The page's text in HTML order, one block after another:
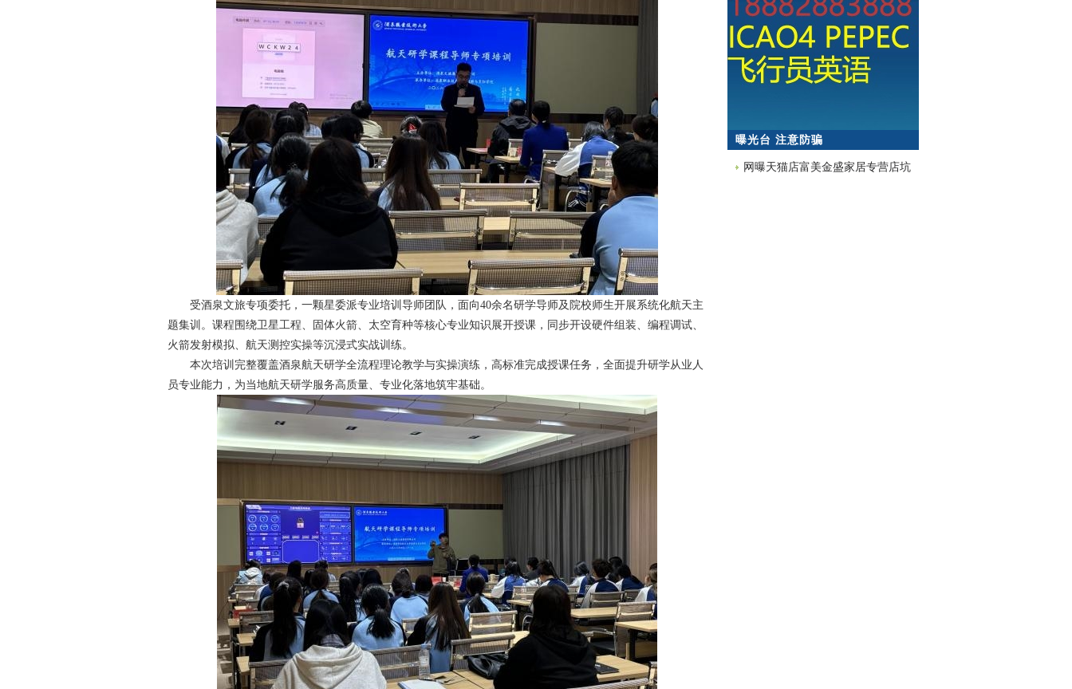
受酒泉文旅专项委托，一颗星委派专业培训导师团队，面向40余名研学导师及院校师生开展系统化航天主
题集训。课程围绕卫星工程、固体火箭、太空育种等核心专业知识展开授课，同步开设硬件组装、编程调试、
火箭发射模拟、航天测控实操等沉浸式实战训练。
本次培训完整覆盖酒泉航天研学全流程理论教学与实操演练，高标准完成授课任务，全面提升研学从业人
员专业能力，为当地航天研学服务高质量、专业化落地筑牢基础。
曝光台 注意防骗
网曝天猫店富美金盛家居专营店坑